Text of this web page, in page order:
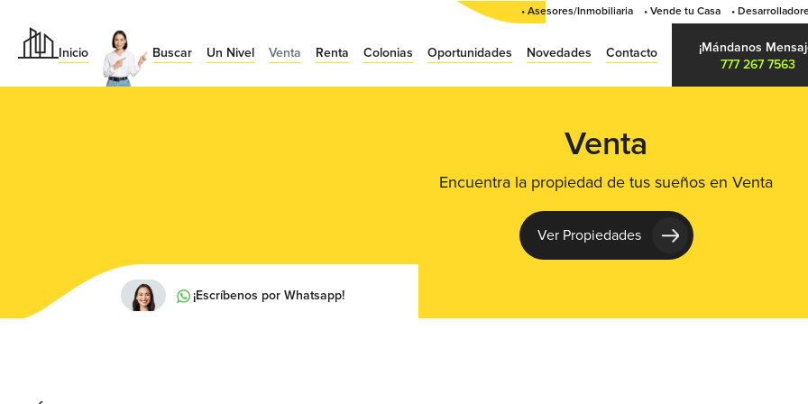
• Asesores/Inmobiliaria • Vende tu Casa •
Inicio Buscar Un Nivel Venta Renta Colonias Oportunidades Novedades Contacto
¡Mándanos
777 267 7563
Venta
Encuentra la propiedad de tus sueños en Venta
Ver Propiedades
¡Escríbenos por Whatsapp!